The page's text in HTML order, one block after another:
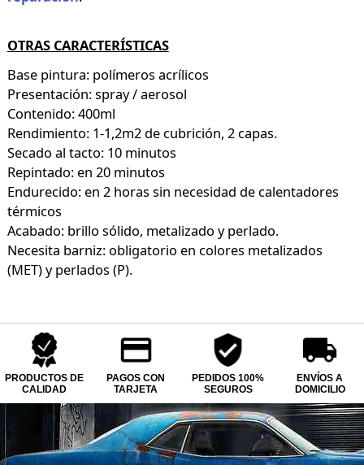
OTRAS CARACTERÍSTICAS
Base pintura: polímeros acrílicos
Presentación: spray / aerosol
Contenido: 400ml
Rendimiento: 1-1,2m2 de cubrición, 2 capas.
Secado al tacto: 10 minutos
Repintado: en 20 minutos
Endurecido: en 2 horas sin necesidad de calentadores
térmicos
Acabado: brillo sólido, metalizado y perlado.
Necesita barniz: obligatorio en colores metalizados
(MET) y perlados (P).
PRODUCTOS DE
CALIDAD
PAGOS CON
TARJETA
PEDIDOS 100%
SEGUROS
ENVÍOS A
DOMICILIO